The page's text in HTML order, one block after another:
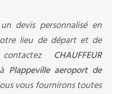
devis personnalisé en
lieu de départ et de
CHAUFFEUR
à Plappeville aeroport de
vous fournirons toutes